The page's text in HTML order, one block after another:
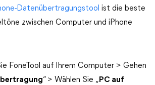
Datenübertragungstool ist die beste
zwischen Computer und iPhone
FoneTool auf Ihrem Computer > Gehen
“ > Wählen Sie „ PC auf